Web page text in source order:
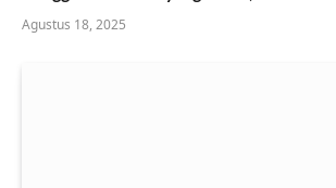
Agustus 18, 2025